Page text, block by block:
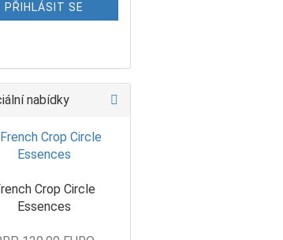
PŘIHLÁSIT SE
nabídky
Crop Circle
Essences